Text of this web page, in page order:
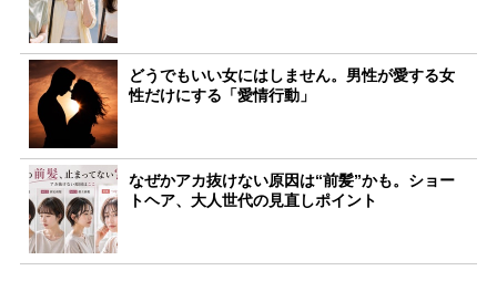
どうでもいい女にはしません。男性が愛する女
性だけにする「愛情行動」
なぜかアカ抜けない原因は“前髪”かも。ショー
トヘア、大人世代の見直しポイント